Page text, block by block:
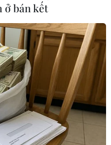
hành. Ban chủ tọa
tổ chức vào thời
Eximbank đã phải
sự tranh chấp giữa
đủ số lượng cổ
thông báo sẽ triệu
26/5, nhưng lại
ở bán kết